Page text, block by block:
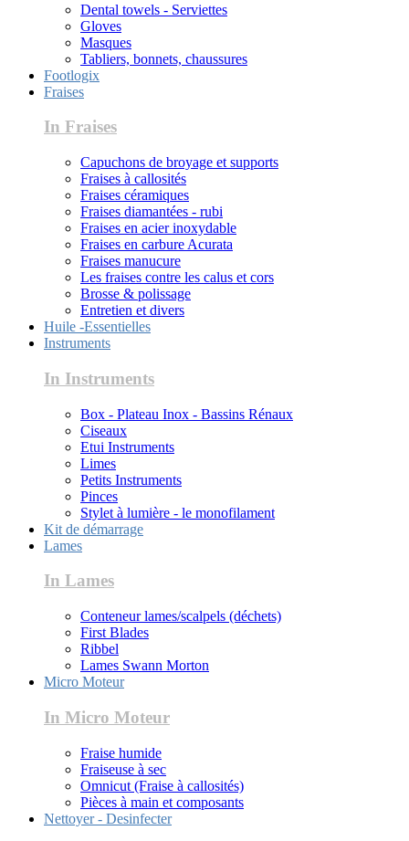
Dental towels - Serviettes
Gloves
Masques
Tabliers, bonnets, chaussures
Footlogix
Fraises
In Fraises
Capuchons de broyage et supports
Fraises à callosités
Fraises céramiques
Fraises diamantées - rubi
Fraises en acier inoxydable
Fraises en carbure Acurata
Fraises manucure
Les fraises contre les calus et cors
Brosse & polissage
Entretien et divers
Huile -Essentielles
Instruments
In Instruments
Box - Plateau Inox - Bassins Rénaux
Ciseaux
Etui Instruments
Limes
Petits Instruments
Pinces
Stylet à lumière - le monofilament
Kit de démarrage
Lames
In Lames
Conteneur lames/scalpels (déchets)
First Blades
Ribbel
Lames Swann Morton
Micro Moteur
In Micro Moteur
Fraise humide
Fraiseuse à sec
Omnicut (Fraise à callosités)
Pièces à main et composants
Nettoyer - Desinfecter